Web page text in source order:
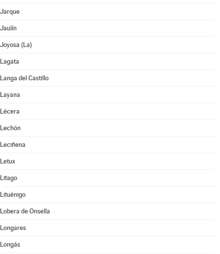
Jarque
Jaulín
Joyosa (La)
Lagata
Langa del Castillo
Layana
Lécera
Lechón
Leciñena
Letux
Litago
Lituénigo
Lobera de Onsella
Longares
Longás